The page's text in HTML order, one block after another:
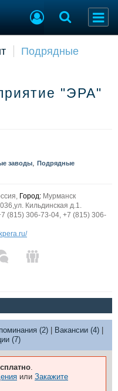
площадка
флота
службы
Подрядные
"ЭРА"
заводы, Подрядные
Город: Мурманск
Кильдинская д.1.
(815) 306-73-04, +7 (815) 306-
(2) Вакансии (4)
(7)
.
или Закажите